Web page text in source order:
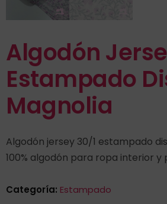
Algodón
Estampado
Magnolia
Algodón jersey 30/1 estampado
100% algodón para ropa interior y
Categoría: Estampado